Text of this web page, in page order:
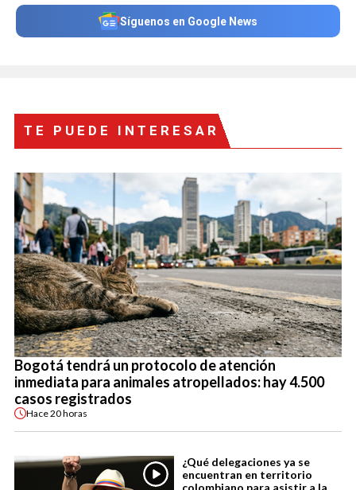
Síguenos en Google News
TE PUEDE INTERESAR
Bogotá tendrá un protocolo de atención
inmediata para animales atropellados: hay 4.500
casos registrados
Hace20 horas
¿Qué delegaciones ya se
encuentran en territorio